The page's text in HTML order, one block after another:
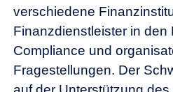
verschiedene
Finanzdienstleister in den
Compliance und
Fragestellungen. Der